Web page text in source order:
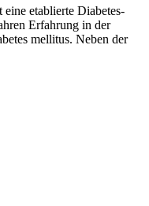
etablierte Diabetes-
Erfahrung in der
mellitus. Neben der